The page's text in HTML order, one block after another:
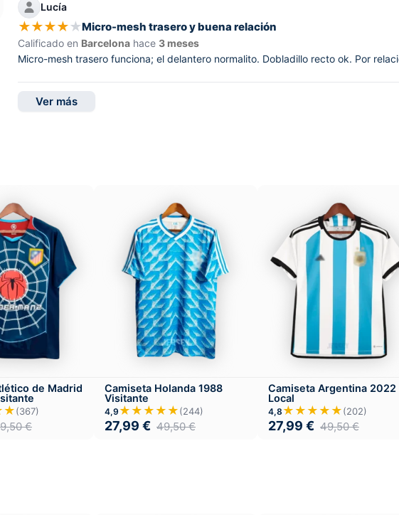
Lucía
★★★★★Micro-mesh trasero y buena relación
Calificado en Barcelona hace 3 meses
Micro-mesh trasero funciona; el delantero normalito. Dobladillo recto ok. Por
Ver más
de Madrid
(367)
€
Camiseta Holanda 1988
Visitante
4,9 ★★★★★(244)
27,99 € 49,50€
Camiseta Argentina 2022
Local
4,8 ★★★★★(202)
27,99 € 49,50€